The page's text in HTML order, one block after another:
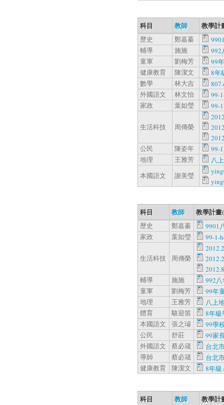
科目 教師 教學計
歷史 鄭嘉蓁
輔導
施施
992
童軍
劉梅芳
99
健康教育
陳潔文
8年
數學
林大吉
外國語文
林文怡
99-
家政
葉如瑩 99-
生活科技 周傳榮
公民
陳姿年
99-
地理
王雅芳
八
本國語文
謝美瑩
科目 教師 教學計畫
歷史 鄭嘉蓁
9901
家政
葉如瑩 99-1-
生活科技 周傳榮
輔導
施施
992
童軍
劉梅芳
99年
地理
王雅芳
八上
體育
駱迎笛
8年級
本國語文
張之璿
99學
公民
舒莊
99家
外國語文
蔡必箴
台北
導師
蔡必箴
台北
健康教育
陳潔文 8年級
科目 教師 教學計